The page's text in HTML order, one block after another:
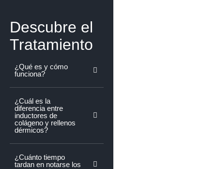
Descubre el
Tratamiento
¿Qué es y cómo
funciona?
¿Cuál es la
diferencia entre
inductores de
colágeno y rellenos
dérmicos?
¿Cuánto tiempo
tardan en notarse los